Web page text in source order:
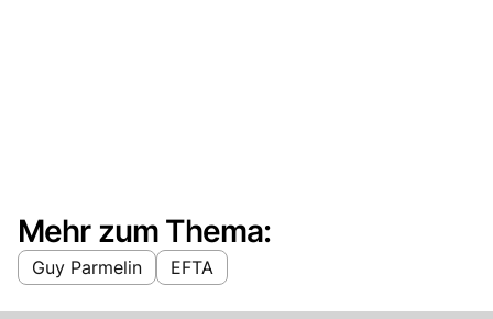
Mehr zum Thema:
Guy Parmelin EFTA